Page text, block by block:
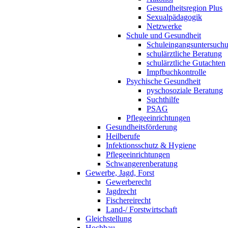
Gesundheitsregion Plus
Sexualpädagogik
Netzwerke
Schule und Gesundheit
schulärztliche Beratung
schulärztliche Gutachten
Impfbuchkontrolle
Psychische Gesundheit
pyschosoziale Beratung
Suchthilfe
PSAG
Pflegeeinrichtungen
Gesundheitsförderung
Heilberufe
Infektionsschutz & Hygiene
Pflegeeinrichtungen
Schwangerenberatung
Gewerbe, Jagd, Forst
Gewerberecht
Jagdrecht
Fischereirecht
Land-/ Forstwirtschaft
Gleichstellung